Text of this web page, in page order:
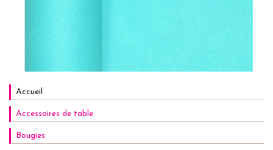
Accueil
Accessoires de table
Bougies